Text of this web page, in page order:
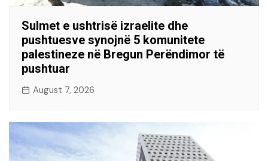
Sulmet e ushtrisë izraelite dhe
pushtuesve synojnë 5 komunitete
palestineze në Bregun Perëndimor të
pushtuar
August 7, 2026